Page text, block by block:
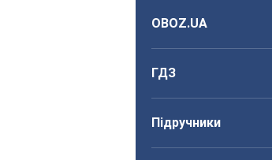
OBOZ.UA
ГДЗ
Підручники